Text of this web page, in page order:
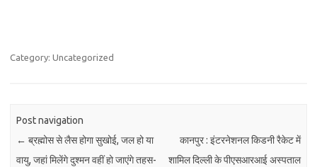
Category: Uncategorized
Post navigation
← ब्रह्मोस से लैस होगा सुखोई, जल हो या
वायु, जहां मिलेंगे दुश्मन वहीं हो जाएंगे तहस-
कानपुर : इंटरनेशनल किडनी रैकेट में
शामिल दिल्ली के पीएसआरआई अस्पताल